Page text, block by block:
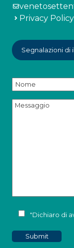
Privacy Policy
Segnalazioni di
"Dichiaro di